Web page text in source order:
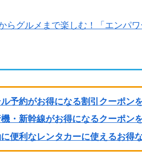
らグルメまで楽しむ！「エンパ
予約がお得になる割引クーポン
・新幹線がお得になるクーポン
便利なレンタカーに使えるお得